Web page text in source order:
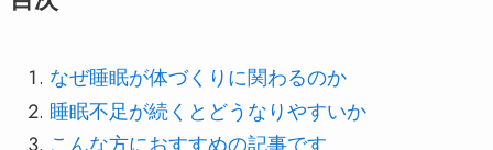
なぜ睡眠が体づくりに関わるのか
睡眠不足が続くとどうなりやすいか